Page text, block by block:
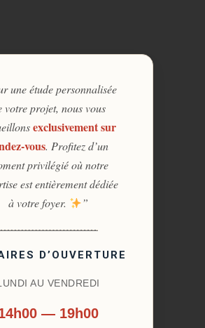
une étude personnalisée
votre projet, nous vous
exclusivement sur
vous. Profitez d’un
privilégié où notre
est entièrement dédiée
à votre foyer.
”
D’OUVERTURE
AU VENDREDI
— 19h00